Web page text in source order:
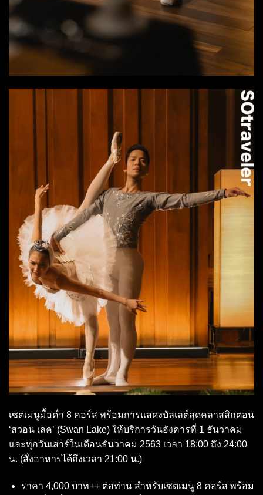
เซตเมนูมื้อค่ำ 8 คอร์ส พร้อมการแสดงบัลเลต์สุดคลาสสิกตอน
‘สวอน เลค’ (Swan Lake) ให้บริการวันอังคารที่ 1 ธันวาคม
และทุกวันเสาร์ในเดือนธันวาคม 2563 เวลา 18:00 ถึง 24:00
น. (สั่งอาหารได้ถึงเวลา 21:00 น.)
ราคา 4,000 บาท++ ต่อท่าน สำหรับเซตเมนู 8 คอร์ส พร้อม